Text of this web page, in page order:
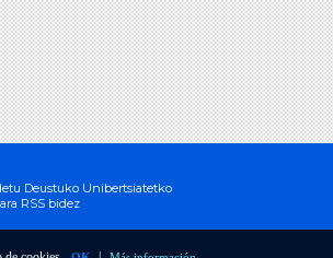
Deustuko Unibertsiatetko
RSS bidez